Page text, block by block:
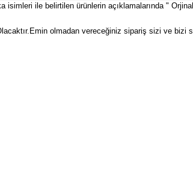
isimleri ile belirtilen ürünlerin açıklamalarında "
olmadan vereceğiniz sipariş sizi ve bizi